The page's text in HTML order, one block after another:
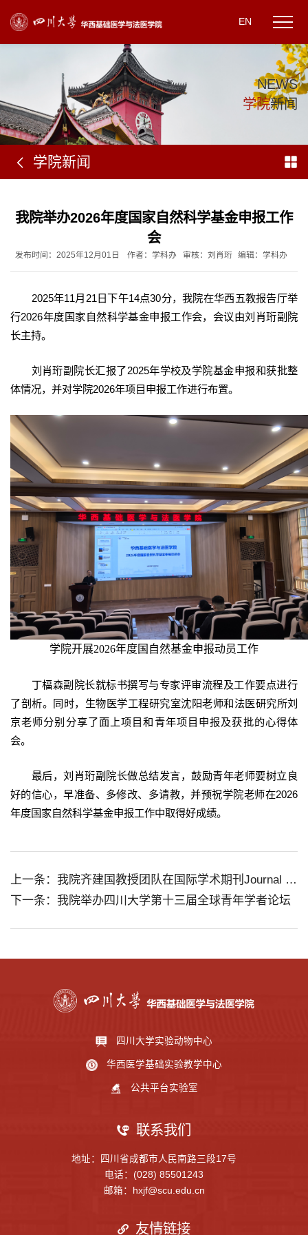
EN
NEWS
学院新闻
学院新闻
我院举办2026年度国家自然科学基金申报工作
会
发布时间：2025年12月01日 作者：学科办 审核：刘肖珩 编辑：学科办
2025年11月21日下午14点30分，我院在华西五教报告厅举
行2026年度国家自然科学基金申报工作会，会议由刘肖珩副院
长主持。
刘肖珩副院长汇报了2025年学校及学院基金申报和获批整
体情况，并对学院2026年项目申报工作进行布置。
学院开展2026年度国自然基金申报动员工作
丁楅森副院长就标书撰写与专家评审流程及工作要点进行
了剖析。同时，生物医学工程研究室沈阳老师和法医研究所刘
京老师分别分享了面上项目和青年项目申报及获批的心得体
会。
最后，刘肖珩副院长做总结发言，鼓励青年老师要树立良
好的信心，早准备、多修改、多请教，并预祝学院老师在2026
年度国家自然科学基金申报工作中取得好成绩。
上一条：我院齐建国教授团队在国际学术期刊Journal of Headache and Pain发表研究论文，解析三叉神经痛的核心病理机制
下一条：我院举办四川大学第十三届全球青年学者论坛
四川大学实验动物中心
华西医学基础实验教学中心
公共平台实验室
联系我们
地址：四川省成都市人民南路三段17号
电话：(028) 85501243
邮箱：hxjf@scu.edu.cn
友情链接